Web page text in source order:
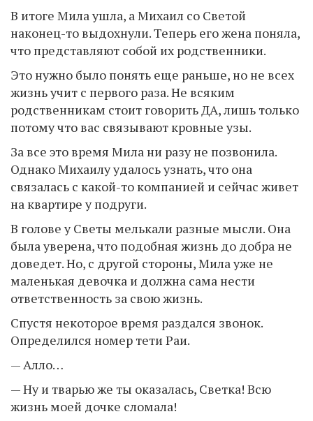
В итоге Мила ушла, а Михаил со Светой
наконец-то выдохнули. Теперь его жена поняла,
что представляют собой их родственники.
Это нужно было понять еще раньше, но не всех
жизнь учит с первого раза. Не всяким
родственникам стоит говорить ДА, лишь только
потому что вас связывают кровные узы.
За все это время Мила ни разу не позвонила.
Однако Михаилу удалось узнать, что она
связалась с какой-то компанией и сейчас живет
на квартире у подруги.
В голове у Светы мелькали разные мысли. Она
была уверена, что подобная жизнь до добра не
доведет. Но, с другой стороны, Мила уже не
маленькая девочка и должна сама нести
ответственность за свою жизнь.
Спустя некоторое время раздался звонок.
Определился номер тети Раи.
— Алло…
— Ну и тварью же ты оказалась, Светка! Всю
жизнь моей дочке сломала!